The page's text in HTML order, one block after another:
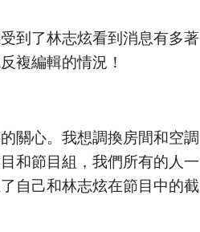
到了林志炫看到消息有多著
複編輯的情況！
關心。我想調換房間和空調
和節目組，我們所有的人一
自己和林志炫在節目中的截